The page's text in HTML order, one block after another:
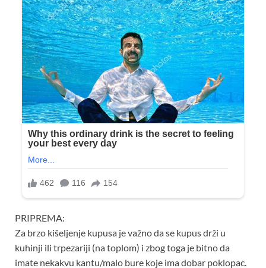
PRIPREMA:
Za brzo kišeljenje kupusa je važno da se kupus drži u
kuhinji ili trpezariji (na toplom) i zbog toga je bitno da
imate nekakvu kantu/malo bure koje ima dobar poklopac.